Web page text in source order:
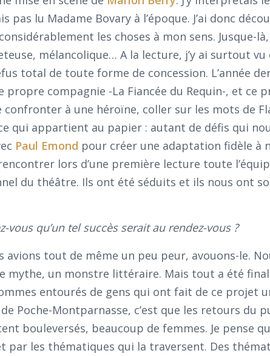
pas lu Madame Bovary à l’époque. J’ai donc
les choses à mon sens. Jusque-là,
mélancolique… A la lecture, j’y ai surtout vu
total de toute forme de concession. L’année
compagnie -La Fiancée du Requin-, et ce
confronter à une héroïne, coller sur les mots de
qui appartient au papier : autant de défis qui
Paul Emond pour créer une adaptation fidèle à
lors d’une première lecture toute
du théâtre. Ils ont été séduits et ils nous ont
vous qu’un tel succès serait au rendez-vous ?
avions tout de même un peu peur, avouons-le.
mythe, un monstre littéraire. Mais tout a été
entourés de gens qui ont fait de ce projet
Poche-Montparnasse, c’est que les retours du
bouleversés, beaucoup de femmes. Je pense
par les thématiques qui la traversent. Des